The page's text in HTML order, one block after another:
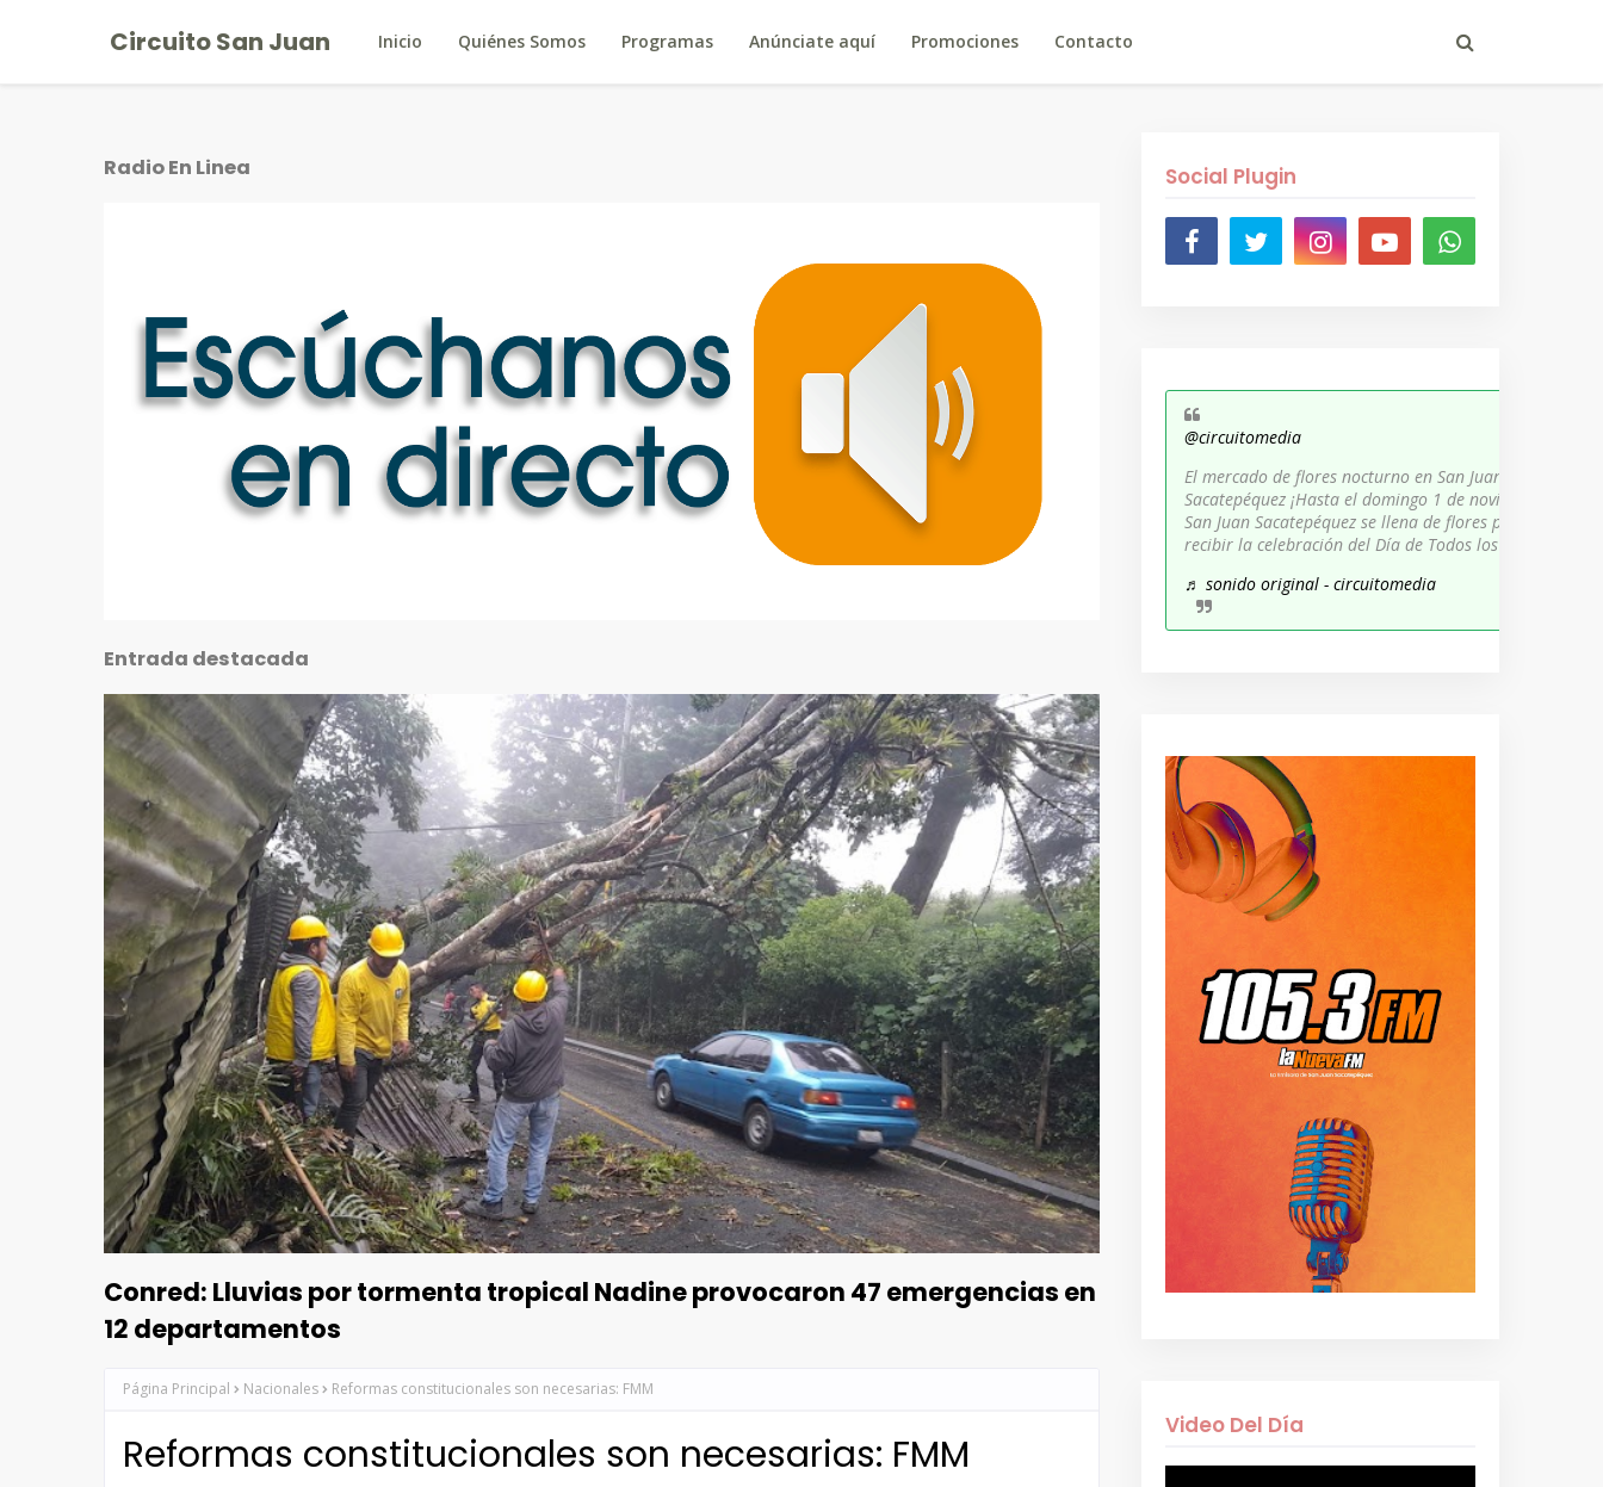
Circuito San Juan Inicio Quiénes Somos Programas Anúnciate aquí Promociones Contacto
Radio En Linea
Entrada destacada
Conred: Lluvias por tormenta tropical Nadine provocaron 47 emergencias en
12 departamentos
Página Principal Nacionales Reformas constitucionales son necesarias: FMM
Reformas constitucionales son necesarias: FMM
Social Plugin
@circuitomedia
El mercado de flores nocturno en San Juan
Sacatepéquez ¡Hasta el domingo 1 de noviembre,
San Juan Sacatepéquez se llena de flores para
recibir la celebración del Día de Todos los Santos!
♬ sonido original - circuitomedia
Video Del Día